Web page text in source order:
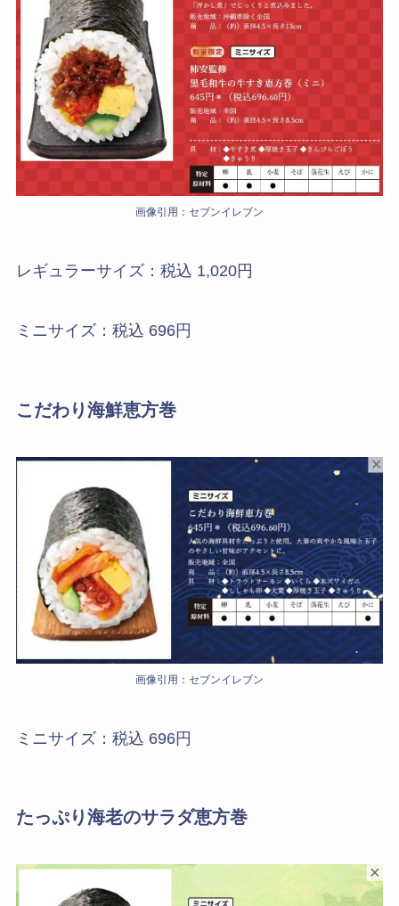
画像引用：セブンイレブン
レギュラーサイズ：税込 1,020円
ミニサイズ：税込 696円
こだわり海鮮恵方巻
画像引用：セブンイレブン
ミニサイズ：税込 696円
たっぷり海老のサラダ恵方巻